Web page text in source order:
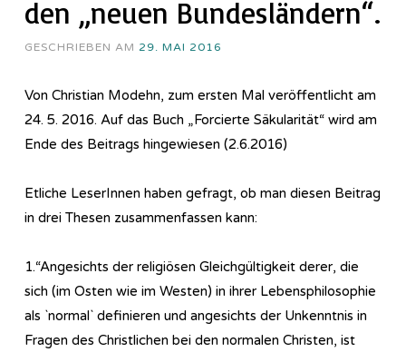
den „neuen Bundesländern“.
GESCHRIEBEN AM 29. MAI 2016
Von Christian Modehn, zum ersten Mal veröffentlicht am
24. 5. 2016. Auf das Buch „Forcierte Säkularität“ wird am
Ende des Beitrags hingewiesen (2.6.2016)
Etliche LeserInnen haben gefragt, ob man diesen Beitrag
in drei Thesen zusammenfassen kann:
1.“Angesichts der religiösen Gleichgültigkeit derer, die
sich (im Osten wie im Westen) in ihrer Lebensphilosophie
als `normal` definieren und angesichts der Unkenntnis in
Fragen des Christlichen bei den normalen Christen, ist